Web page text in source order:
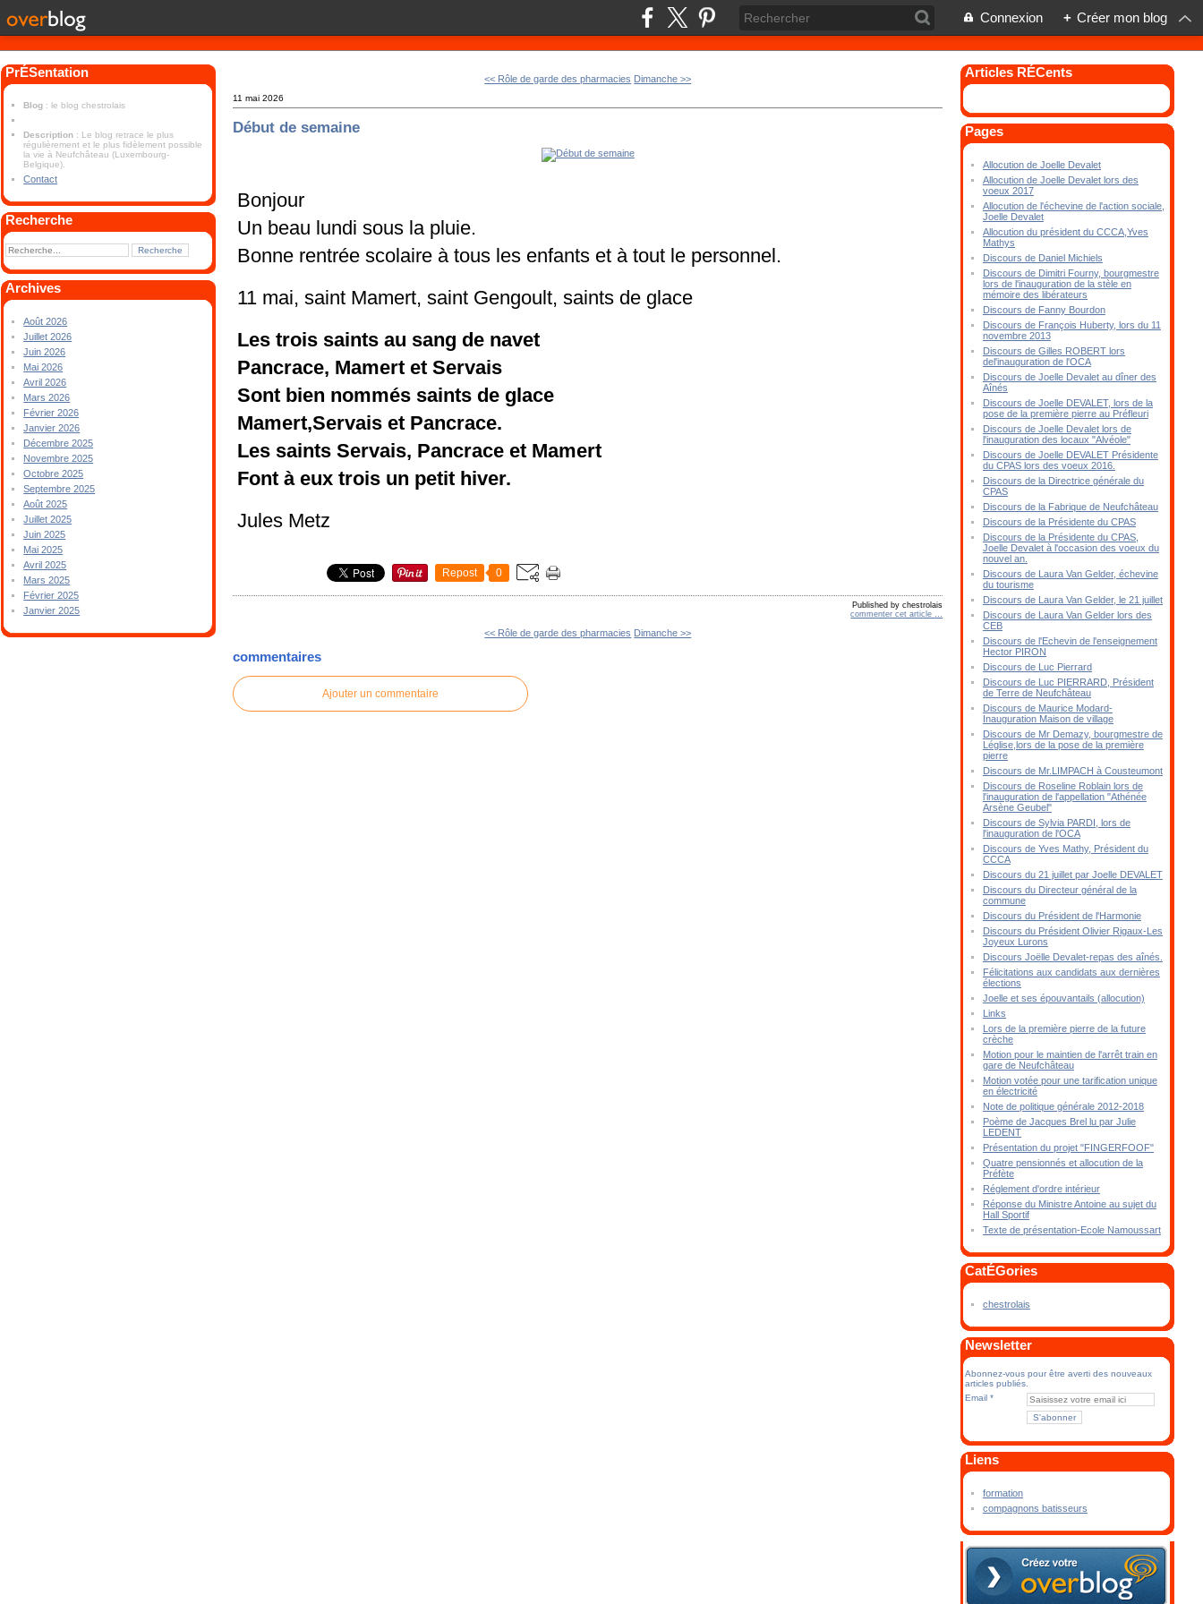
Connexion + Créer mon blog
PrÉSentation
Blog : le blog chestrolais
Description : Le blog retrace le plus
régulièrement et le plus fidèlement possible
la vie à Neufchâteau (Luxembourg-
Belgique).
Contact
Recherche
Archives
Août 2026
Juillet 2026
Juin 2026
Mai 2026
Avril 2026
Mars 2026
Février 2026
Janvier 2026
Décembre 2025
Novembre 2025
Octobre 2025
Septembre 2025
Août 2025
Juillet 2025
Juin 2025
Mai 2025
Avril 2025
Mars 2025
Février 2025
Janvier 2025
<< Rôle de garde des pharmacies Dimanche >>
11 mai 2026
Début de semaine
Bonjour
Un beau lundi sous la pluie.
Bonne rentrée scolaire à tous les enfants et à tout le personnel.
11 mai, saint Mamert, saint Gengoult, saints de glace
Les trois saints au sang de navet
Pancrace, Mamert et Servais
Sont bien nommés saints de glace
Mamert,Servais et Pancrace.
Les saints Servais, Pancrace et Mamert
Font à eux trois un petit hiver.
Jules Metz
Repost 0
Published by chestrolais
commenter cet article
<< Rôle de garde des pharmacies Dimanche >>
commentaires
Ajouter un commentaire
Articles RÉCents
Pages
Allocution de Joelle Devalet
Allocution de Joelle Devalet lors des
voeux 2017
Allocution de l'échevine de l'action sociale,
Joelle Devalet
Allocution du président du CCCA,Yves
Mathys
Discours de Daniel Michiels
Discours de Dimitri Fourny, bourgmestre
lors de l'inauguration de la stèle en
mémoire des libérateurs
Discours de Fanny Bourdon
Discours de François Huberty, lors du 11
novembre 2013
Discours de Gilles ROBERT lors
del'inauguration de l'OCA
Discours de Joelle Devalet au dîner des
Aînés
Discours de Joelle DEVALET, lors de la
pose de la première pierre au Préfleuri
Discours de Joelle Devalet lors de
l'inauguration des locaux "Alvéole"
Discours de Joelle DEVALET Présidente
du CPAS lors des voeux 2016.
Discours de la Directrice générale du
CPAS
Discours de la Fabrique de Neufchâteau
Discours de la Présidente du CPAS
Discours de la Présidente du CPAS,
Joelle Devalet à l'occasion des voeux du
nouvel an.
Discours de Laura Van Gelder, échevine
du tourisme
Discours de Laura Van Gelder, le 21 juillet
Discours de Laura Van Gelder lors des
CEB
Discours de l'Echevin de l'enseignement
Hector PIRON
Discours de Luc Pierrard
Discours de Luc PIERRARD, Président
de Terre de Neufchâteau
Discours de Maurice Modard-
Inauguration Maison de village
Discours de Mr Demazy, bourgmestre de
Léglise,lors de la pose de la première
pierre
Discours de Mr.LIMPACH à Cousteumont
Discours de Roseline Roblain lors de
l'inauguration de l'appellation "Athénée
Arsène Geubel"
Discours de Sylvia PARDI, lors de
l'inauguration de l'OCA
Discours de Yves Mathy, Président du
CCCA
Discours du 21 juillet par Joelle DEVALET
Discours du Directeur général de la
commune
Discours du Président de l'Harmonie
Discours du Président Olivier Rigaux-Les
Joyeux Lurons
Discours Joëlle Devalet-repas des aînés.
Félicitations aux candidats aux dernières
élections
Joelle et ses épouvantails (allocution)
Links
Lors de la première pierre de la future
crèche
Motion pour le maintien de l'arrêt train en
gare de Neufchâteau
Motion votée pour une tarification unique
en électricité
Note de politique générale 2012-2018
Poème de Jacques Brel lu par Julie
LEDENT
Présentation du projet "FINGERFOOF"
Quatre pensionnés et allocution de la
Préfète
Réglement d'ordre intérieur
Réponse du Ministre Antoine au sujet du
Hall Sportif
Texte de présentation-Ecole Namoussart
CatÉGories
chestrolais
Newsletter
Abonnez-vous pour être averti des nouveaux
articles publiés.
Email
Liens
formation
compagnons batisseurs